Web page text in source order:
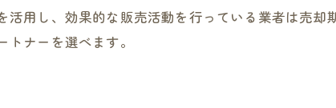
用し、効果的な販売活動を行っている業者は売却
ナーを選べます。